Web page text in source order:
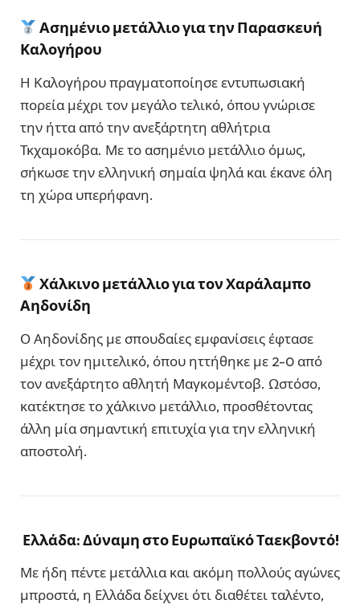
Ασημένιο μετάλλιο για την Παρασκευή
Καλογήρου
Η Καλογήρου πραγματοποίησε εντυπωσιακή
πορεία μέχρι τον μεγάλο τελικό, όπου γνώρισε
την ήττα από την ανεξάρτητη αθλήτρια
Τκχαμοκόβα. Με το ασημένιο μετάλλιο όμως,
σήκωσε την ελληνική σημαία ψηλά και έκανε όλη
τη χώρα υπερήφανη.
Χάλκινο μετάλλιο για τον Χαράλαμπο
Αηδονίδη
Ο Αηδονίδης με σπουδαίες εμφανίσεις έφτασε
μέχρι τον ημιτελικό, όπου ηττήθηκε με 2-0 από
τον ανεξάρτητο αθλητή Μαγκομέντοβ. Ωστόσο,
κατέκτησε το χάλκινο μετάλλιο, προσθέτοντας
άλλη μία σημαντική επιτυχία για την ελληνική
αποστολή.
Ελλάδα: Δύναμη στο Ευρωπαϊκό Ταεκβοντό!
Με ήδη πέντε μετάλλια και ακόμη πολλούς αγώνες
μπροστά, η Ελλάδα δείχνει ότι διαθέτει ταλέντο,